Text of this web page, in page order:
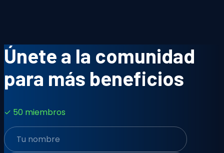
Únete a la comunidad
para más beneficios
✓ 50 miembros